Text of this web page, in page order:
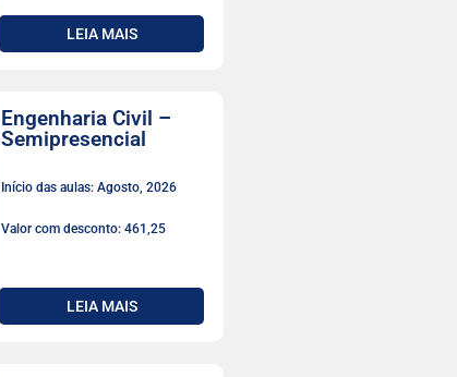
LEIA MAIS
Engenharia Civil –
Semipresencial
Início das aulas: Agosto, 2026
Valor com desconto: 461,25
LEIA MAIS